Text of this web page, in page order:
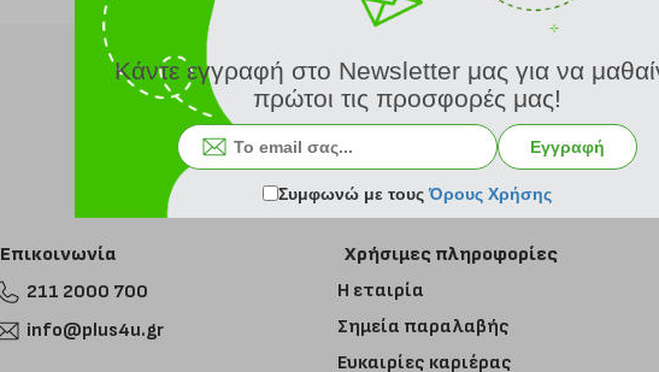
Εγγραφή στο
Επικοινωνία
211 2000 700
info@plus4u.gr
Χρήσιμες πληροφορίες
Η εταιρία
Σημεία παραλαβής
Ευκαιρίες καριέρας
Κάντε εγγραφή στο Newsletter μας για να
πρώτοι τις προσφορές μας!
Εγγραφή
Συμφωνώ με τουςΌρους Χρήσης